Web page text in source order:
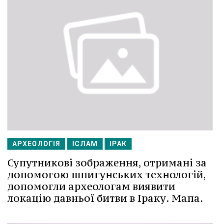
АРХЕОЛОГІЯ ІСЛАМ ІРАК
Супутникові зображення, отримані за
допомогою шпигунських технологій,
допомогли археологам виявити
локацію давньої битви в Іраку. Мапа.